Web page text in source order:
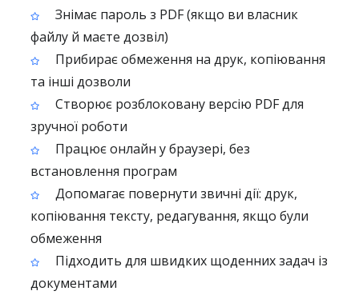
Знімає пароль з PDF (якщо ви власник
файлу й маєте дозвіл)
Прибирає обмеження на друк, копіювання
та інші дозволи
Створює розблоковану версію PDF для
зручної роботи
Працює онлайн у браузері, без
встановлення програм
Допомагає повернути звичні дії: друк,
копіювання тексту, редагування, якщо були
обмеження
Підходить для швидких щоденних задач із
документами